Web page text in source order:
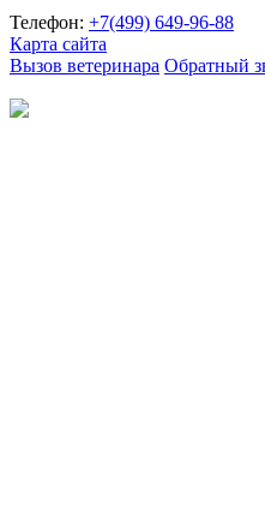
Телефон: +7(499) 649-96-88
Карта сайта
Вызов ветеринара Обратный